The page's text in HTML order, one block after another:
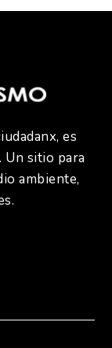
es
Un sitio para
ambiente,